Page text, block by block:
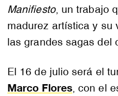
Manifiesto, un trabajo
madurez artística y su
las grandes sagas del
El 16 de julio será el
Marco Flores, con el